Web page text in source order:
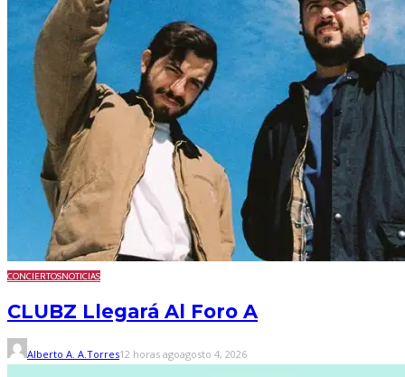
CONCIERTOSNOTICIAS
CLUBZ Llegará Al Foro A
Alberto A. A.Torres12 horas agoagosto 4, 2026